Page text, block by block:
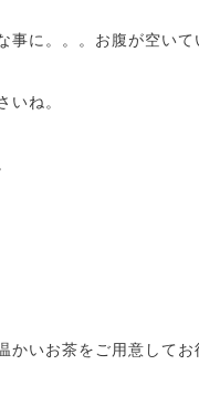
に。。。お腹が空いて
いね。
かいお茶をご用意してお